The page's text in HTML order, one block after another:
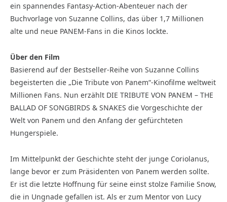
ein spannendes Fantasy-Action-Abenteuer nach der
Buchvorlage von Suzanne Collins, das über 1,7 Millionen
alte und neue PANEM-Fans in die Kinos lockte.
Über den Film
Basierend auf der Bestseller-Reihe von Suzanne Collins
begeisterten die „Die Tribute von Panem“-Kinofilme weltweit
Millionen Fans. Nun erzählt DIE TRIBUTE VON PANEM – THE
BALLAD OF SONGBIRDS & SNAKES die Vorgeschichte der
Welt von Panem und den Anfang der gefürchteten
Hungerspiele.
Im Mittelpunkt der Geschichte steht der junge Coriolanus,
lange bevor er zum Präsidenten von Panem werden sollte.
Er ist die letzte Hoffnung für seine einst stolze Familie Snow,
die in Ungnade gefallen ist. Als er zum Mentor von Lucy